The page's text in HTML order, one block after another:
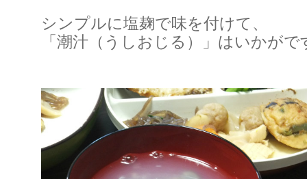
シンプルに塩麹で味を付けて、
「潮汁（うしおじる）」はいかがで